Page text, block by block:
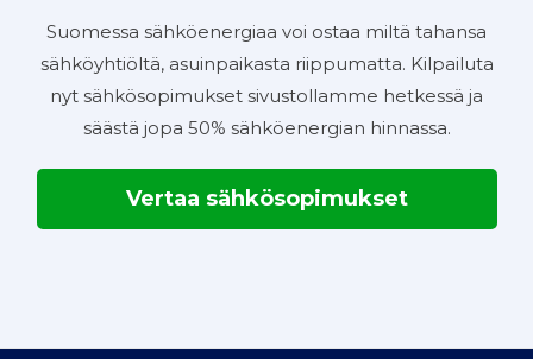
Suomessa sähköenergiaa voi ostaa miltä tahansa
sähköyhtiöltä, asuinpaikasta riippumatta. Kilpailuta
nyt sähkösopimukset sivustollamme hetkessä ja
säästä jopa 50% sähköenergian hinnassa.
Vertaa sähkösopimukset